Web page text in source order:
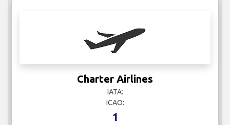
Charter Airlines
IATA:
ICAO:
1